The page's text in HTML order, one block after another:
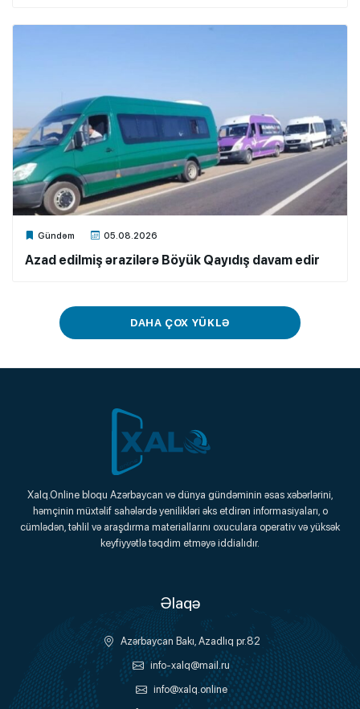
Gündəm 05.08.2026
Xalq.Online
Azad edilmiş ərazilərə Böyük Qayıdış davam edir
DAHA ÇOX YÜKLƏ
Xalq.Online
Onlayn Platforma
Xalq.Online bloqu Azərbaycan və dünya gündəminin əsas xəbərlərini,
həmçinin müxtəlif sahələrdə yenilikləri əks etdirən informasiyaları, o
cümlədən, təhlil və araşdırma materiallarını oxuculara operativ və yüksək
keyfiyyətlə təqdim etməyə iddialıdır.
Əlaqə
Azərbaycan Bakı, Azadlıq pr.82
info-xalq@mail.ru
info@xalq.online